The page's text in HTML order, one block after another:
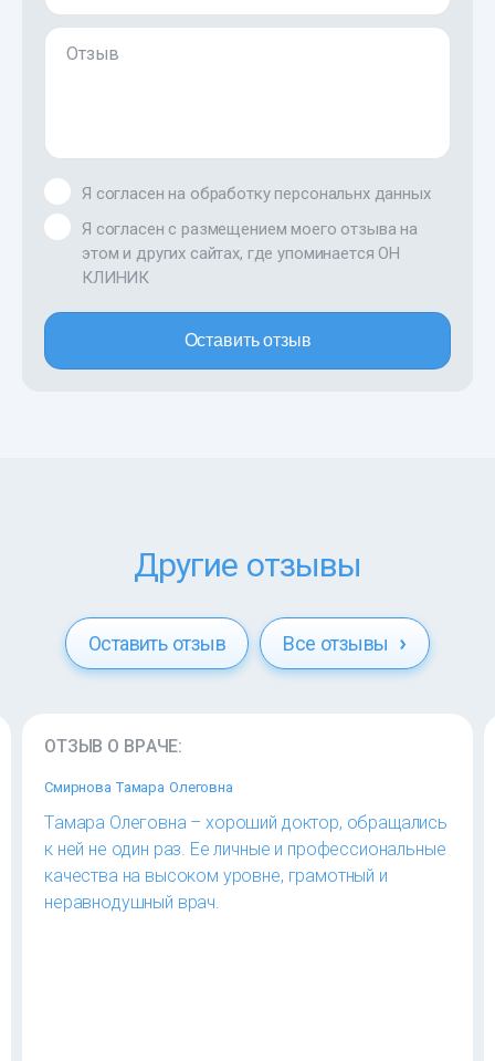
Отзыв
Я согласен на обработку персональнх данных
Я согласен с размещением моего отзыва на
этом и других сайтах, где упоминается ОН
КЛИНИК
Оставить отзыв
Другие отзывы
Оставить отзыв Все отзывы
ОТЗЫВ О ВРАЧЕ:
Смирнова Тамара Олеговна
Тамара Олеговна – хороший доктор, обращались
к ней не один раз. Ее личные и профессиональные
качества на высоком уровне, грамотный и
неравнодушный врач.